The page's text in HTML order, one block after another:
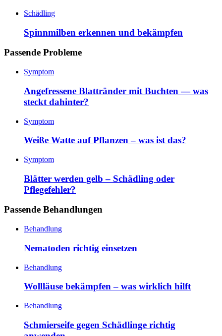
Schädling
Spinnmilben erkennen und bekämpfen
Passende Probleme
Symptom
Angefressene Blattränder mit Buchten — was
steckt dahinter?
Symptom
Weiße Watte auf Pflanzen – was ist das?
Symptom
Blätter werden gelb – Schädling oder
Pflegefehler?
Passende Behandlungen
Behandlung
Nematoden richtig einsetzen
Behandlung
Wollläuse bekämpfen – was wirklich hilft
Behandlung
Schmierseife gegen Schädlinge richtig